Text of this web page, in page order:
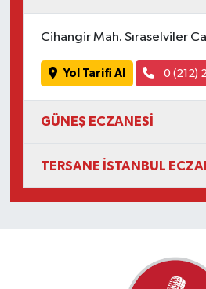
Cihangir Mah. Sıraselviler
Yol Tarifi Al 0 (212)
GÜNEŞ ECZANESİ
TERSANE İSTANBUL